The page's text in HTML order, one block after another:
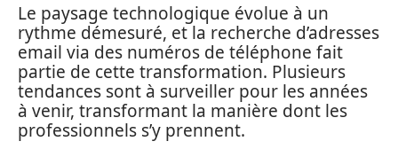
Le paysage technologique évolue à un
rythme démesuré, et la recherche d’adresses
email via des numéros de téléphone fait
partie de cette transformation. Plusieurs
tendances sont à surveiller pour les années
à venir, transformant la manière dont les
professionnels s’y prennent.